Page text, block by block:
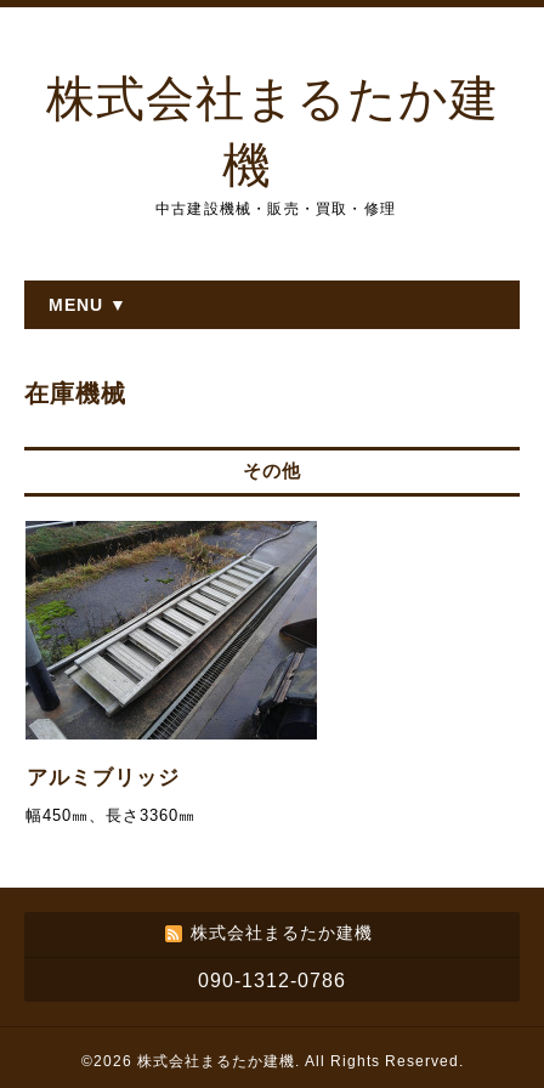
株式会社まるたか建
機
中古建設機械・販売・買取・修理
MENU ▼
在庫機械
その他
アルミブリッジ
幅450㎜、長さ3360㎜
株式会社まるたか建機
090-1312-0786
©2026 株式会社まるたか建機. All Rights Reserved.